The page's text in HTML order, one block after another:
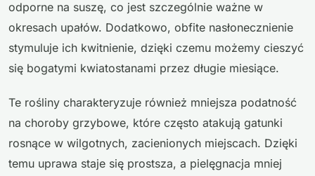
odporne na suszę, co jest szczególnie ważne w
okresach upałów. Dodatkowo, obfite nasłonecznienie
stymuluje ich kwitnienie, dzięki czemu możemy cieszyć
się bogatymi kwiatostanami przez długie miesiące.
Te rośliny charakteryzuje również mniejsza podatność
na choroby grzybowe, które często atakują gatunki
rosnące w wilgotnych, zacienionych miejscach. Dzięki
temu uprawa staje się prostsza, a pielęgnacja mniej